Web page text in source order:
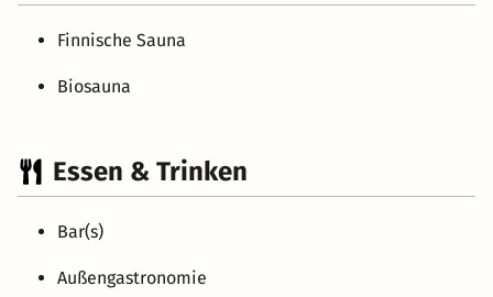
Finnische Sauna
Biosauna
Essen & Trinken
Bar(s)
Außengastronomie